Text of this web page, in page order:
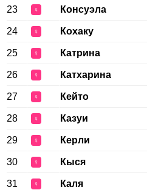
23 ♀ Консуэла
24 ♀ Кохаку
25 ♀ Катрина
26 ♀ Катхарина
27 ♀ Кейто
28 ♀ Казуи
29 ♀ Керли
30 ♀ Кыся
31 ♀ Каля